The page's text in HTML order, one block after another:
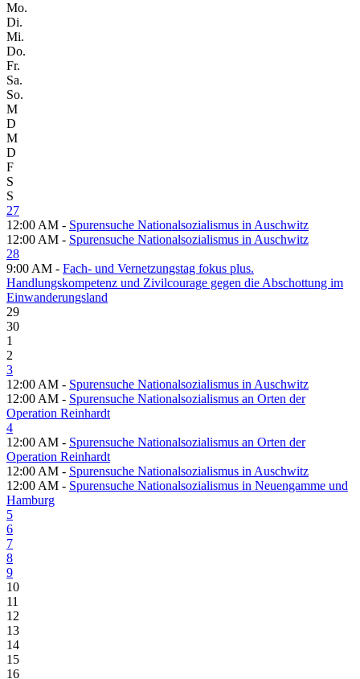
Mo.
Di.
Mi.
Do.
Fr.
Sa.
So.
M
D
M
D
F
S
S
27
12:00 AM - Spurensuche Nationalsozialismus in Auschwitz
12:00 AM - Spurensuche Nationalsozialismus in Auschwitz
28
9:00 AM - Fach- und Vernetzungstag fokus plus.
Handlungskompetenz und Zivilcourage gegen die Abschottung im
Einwanderungsland
29
30
1
2
3
12:00 AM - Spurensuche Nationalsozialismus in Auschwitz
12:00 AM - Spurensuche Nationalsozialismus an Orten der
Operation Reinhardt
4
12:00 AM - Spurensuche Nationalsozialismus an Orten der
Operation Reinhardt
12:00 AM - Spurensuche Nationalsozialismus in Auschwitz
12:00 AM - Spurensuche Nationalsozialismus in Neuengamme und
Hamburg
5
6
7
8
9
10
11
12
13
14
15
16